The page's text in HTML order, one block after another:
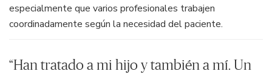
especialmente que varios profesionales trabajen
coordinadamente según la necesidad del paciente.
“Han tratado a mi hijo y también a mí. Un